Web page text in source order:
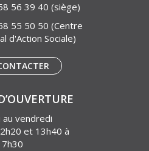
56 39 40 (siège)
55 50 50 (Centre
d'Action Sociale)
au vendredi
et 13h40 à